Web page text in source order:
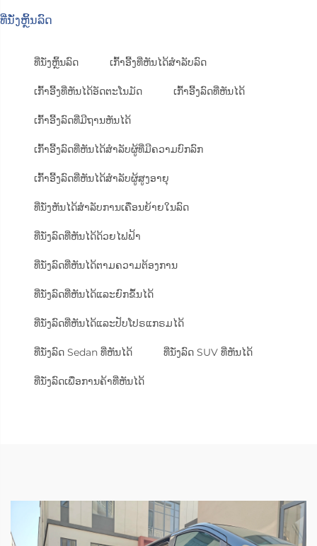
ທີ່ນັ່ງຫຼິ້ນລົດ
ທີ່ນັ່ງຫຼິ້ນລົດ ເກົ້າອີ້ງທີ່ຫັນໄດ້ສຳລັບລົດ
ເກົ້າອີ້ງທີ່ຫັນໄດ້ອັດຕະໂນມັດ ເກົ້າອີ້ງລົດທີ່ຫັນໄດ້
ເກົ້າອີ້ງລົດທີ່ມີຖານຫັນໄດ້
ເກົ້າອີ້ງລົດທີ່ຫັນໄດ້ສຳລັບຜູ້ທີ່ມີຄວາມບົກລົກ
ເກົ້າອີ້ງລົດທີ່ຫັນໄດ້ສຳລັບຜູ້ສູງອາຍຸ
ທີ່ນັ່ງຫັນໄດ້ສຳລັບການເຄື່ອນຍ້າຍໃນລົດ
ທີ່ນັ່ງລົດທີ່ຫັນໄດ້ດ້ວຍໄຟຟ້າ
ທີ່ນັ່ງລົດທີ່ຫັນໄດ້ຕາມຄວາມຕ້ອງການ
ທີ່ນັ່ງລົດທີ່ຫັນໄດ້ແລະຍົກຂຶ້ນໄດ້
ທີ່ນັ່ງລົດທີ່ຫັນໄດ້ແລະປັບໂປຣແກຣມໄດ້
ທີ່ນັ່ງລົດ Sedan ທີ່ຫັນໄດ້ ທີ່ນັ່ງລົດ SUV ທີ່ຫັນໄດ້
ທີ່ນັ່ງລົດເພື່ອການຄ້າທີ່ຫັນໄດ້